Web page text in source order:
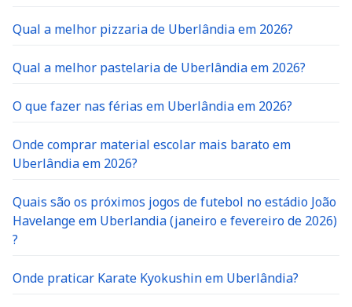
Qual a melhor pizzaria de Uberlândia em 2026?
Qual a melhor pastelaria de Uberlândia em 2026?
O que fazer nas férias em Uberlândia em 2026?
Onde comprar material escolar mais barato em
Uberlândia em 2026?
Quais são os próximos jogos de futebol no estádio João
Havelange em Uberlandia (janeiro e fevereiro de 2026)
?
Onde praticar Karate Kyokushin em Uberlândia?